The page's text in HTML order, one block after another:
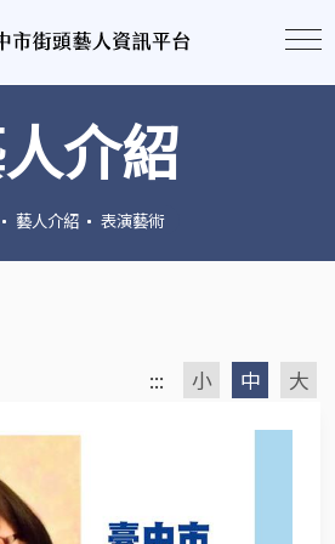
介紹
藝人介紹 表演藝術
::: 小 中 大